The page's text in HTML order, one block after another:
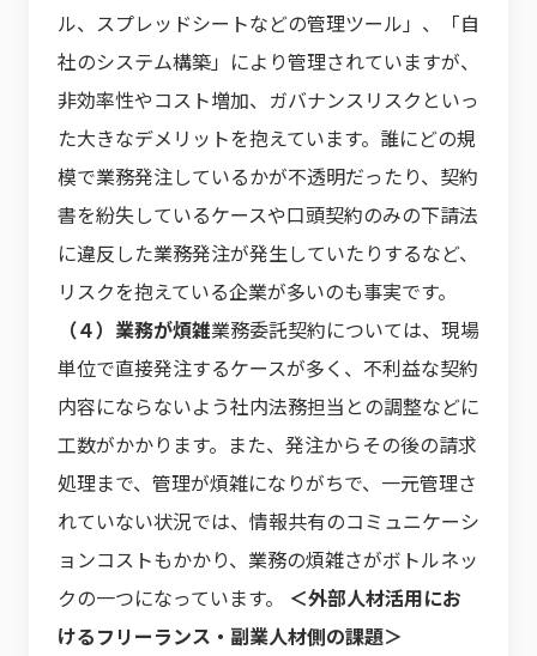
ル、スプレッドシートなどの管理ツール」、「自
社のシステム構築」により管理されていますが、
非効率性やコスト増加、ガバナンスリスクといっ
た大きなデメリットを抱えています。誰にどの規
模で業務発注しているかが不透明だったり、契約
書を紛失しているケースや口頭契約のみの下請法
に違反した業務発注が発生していたりするなど、
リスクを抱えている企業が多いのも事実です。
（４）業務が煩雑業務委託契約については、現場
単位で直接発注するケースが多く、不利益な契約
内容にならないよう社内法務担当との調整などに
工数がかかります。また、発注からその後の請求
処理まで、管理が煩雑になりがちで、一元管理さ
れていない状況では、情報共有のコミュニケーシ
ョンコストもかかり、業務の煩雑さがボトルネッ
クの一つになっています。 ＜外部人材活用にお
けるフリーランス・副業人材側の課題＞